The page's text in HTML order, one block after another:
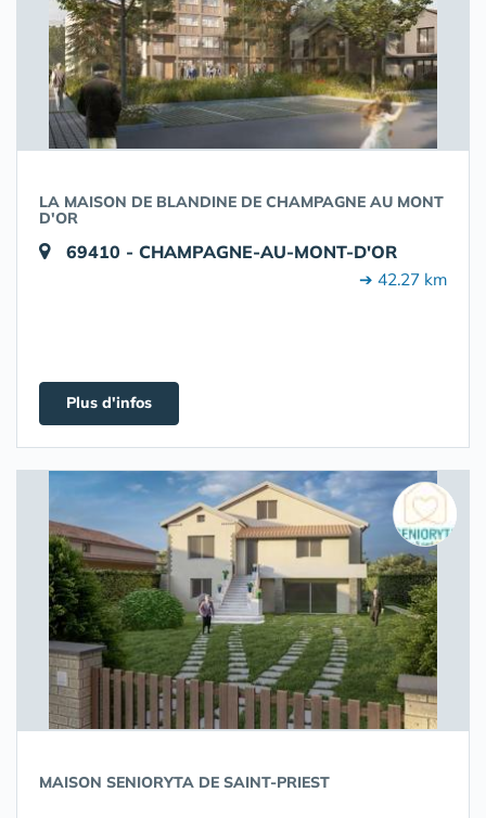
LA MAISON DE BLANDINE DE CHAMPAGNE AU MONT
D'OR
69410 - CHAMPAGNE-AU-MONT-D'OR
➔ 42.27 km
Plus d'infos
MAISON SENIORYTA DE SAINT-PRIEST